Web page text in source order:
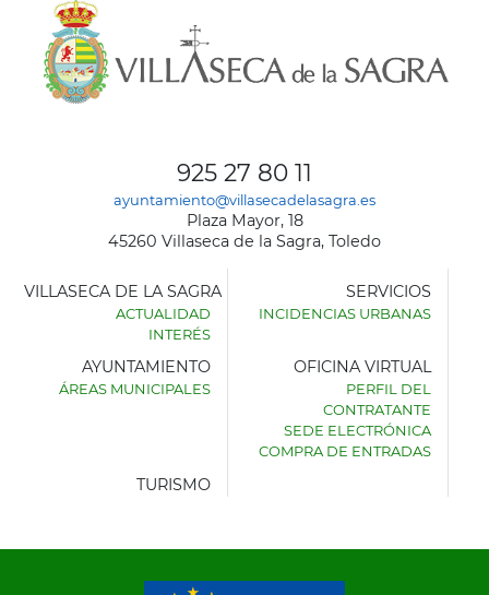
925 27 80 11
ayuntamiento@villasecadelasagra.es
Plaza Mayor, 18
45260 Villaseca de la Sagra, Toledo
AYUNTAMIENTO
VILLASECA DE LA SAGRA
ACTUALIDAD
INTERÉS
SERVICIOS
INCIDENCIAS URBANAS
AYUNTAMIENTO
ÁREAS MUNICIPALES
OFICINA VIRTUAL
PERFIL DEL
CONTRATANTE
SEDE ELECTRÓNICA
COMPRA DE ENTRADAS
TURISMO